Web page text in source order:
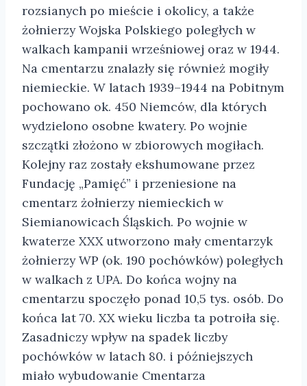
rozsianych po mieście i okolicy, a także
żołnierzy Wojska Polskiego poległych w
walkach kampanii wrześniowej oraz w 1944.
Na cmentarzu znalazły się również mogiły
niemieckie. W latach 1939–1944 na Pobitnym
pochowano ok. 450 Niemców, dla których
wydzielono osobne kwatery. Po wojnie
szczątki złożono w zbiorowych mogiłach.
Kolejny raz zostały ekshumowane przez
Fundację „Pamięć” i przeniesione na
cmentarz żołnierzy niemieckich w
Siemianowicach Śląskich. Po wojnie w
kwaterze XXX utworzono mały cmentarzyk
żołnierzy WP (ok. 190 pochówków) poległych
w walkach z UPA. Do końca wojny na
cmentarzu spoczęło ponad 10,5 tys. osób. Do
końca lat 70. XX wieku liczba ta potroiła się.
Zasadniczy wpływ na spadek liczby
pochówków w latach 80. i późniejszych
miało wybudowanie Cmentarza